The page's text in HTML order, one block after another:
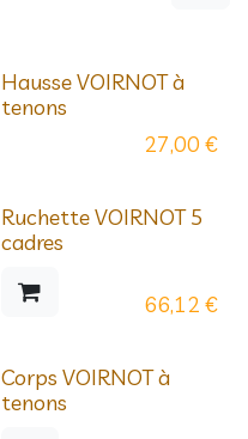
Hausse VOIRNOT à
tenons
27,00 €
Ruchette VOIRNOT 5
cadres
66,12 €
Corps VOIRNOT à
tenons